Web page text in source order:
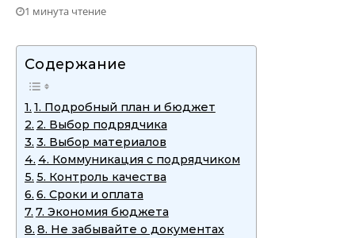
1 минута чтение
Содержание
1. Подробный план и бюджет
2. Выбор подрядчика
3. Выбор материалов
4. Коммуникация с подрядчиком
5. Контроль качества
6. Сроки и оплата
7. Экономия бюджета
8. Не забывайте о документах